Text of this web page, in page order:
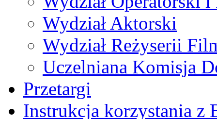
Wydział Aktorski
Wydział Reżyserii
Uczelniana Komisja
Przetargi
Instrukcja korzystania z